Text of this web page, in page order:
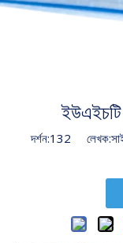
ইউএইচটি
দর্শন:132